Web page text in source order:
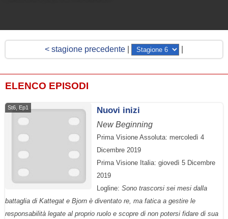
< stagione precedente
ELENCO EPISODI
St6, Ep1 Nuovi inizi
New Beginning
Prima Visione Assoluta: mercoledì 4
Dicembre 2019
Prima Visione Italia: giovedì 5 Dicembre
2019
Logline: Sono trascorsi sei mesi dalla
battaglia di Kattegat e Bjorn è diventato re, ma fatica a gestire le
responsabilità legate al proprio ruolo e scopre di non potersi fidare di sua